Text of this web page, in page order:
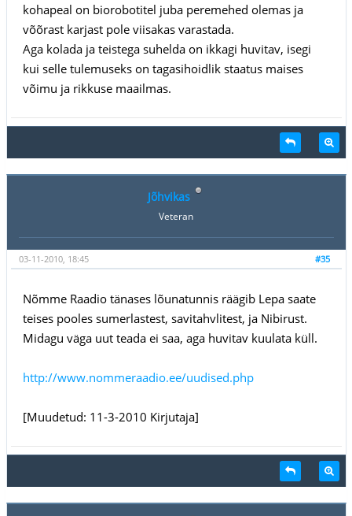
kohapeal on biorobotitel juba peremehed olemas ja
võõrast karjast pole viisakas varastada.
Aga kolada ja teistega suhelda on ikkagi huvitav, isegi
kui selle tulemuseks on tagasihoidlik staatus maises
võimu ja rikkuse maailmas.
Jõhvikas
Veteran
#35
03-11-2010, 18:45
Nõmme Raadio tänases lõunatunnis räägib Lepa saate
teises pooles sumerlastest, savitahvlitest, ja Nibirust.
Midagu väga uut teada ei saa, aga huvitav kuulata küll.
http://www.nommeraadio.ee/uudised.php
[Muudetud: 11-3-2010 Kirjutaja]